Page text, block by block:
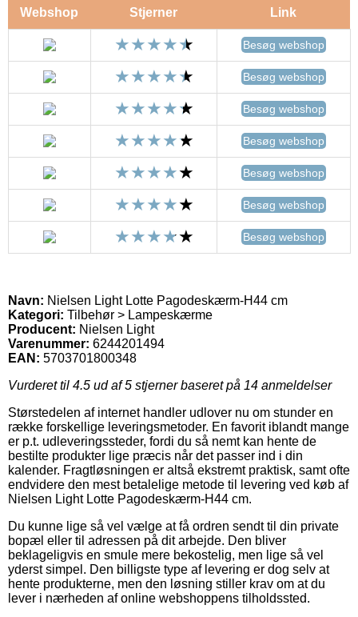
Webshop Stjerner Link
Besøg webshop
Besøg webshop
Besøg webshop
Besøg webshop
Besøg webshop
Besøg webshop
Besøg webshop
Navn: Nielsen Light Lotte Pagodeskærm-H44 cm
Kategori: Tilbehør > Lampeskærme
Producent: Nielsen Light
Varenummer: 6244201494
EAN: 5703701800348
Vurderet til 4.5 ud af 5 stjerner baseret på 14 anmeldelser
Størstedelen af internet handler udlover nu om stunder en
række forskellige leveringsmetoder. En favorit iblandt mange
er p.t. udleveringssteder, fordi du så nemt kan hente de
bestilte produkter lige præcis når det passer ind i din
kalender. Fragtløsningen er altså ekstremt praktisk, samt ofte
endvidere den mest betalelige metode til levering ved køb af
Nielsen Light Lotte Pagodeskærm-H44 cm.
Du kunne lige så vel vælge at få ordren sendt til din private
bopæl eller til adressen på dit arbejde. Den bliver
beklageligvis en smule mere bekostelig, men lige så vel
yderst simpel. Den billigste type af levering er dog selv at
hente produkterne, men den løsning stiller krav om at du
lever i nærheden af online webshoppens tilholdssted.